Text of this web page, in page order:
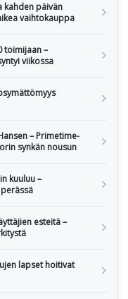
kahden päivän
vaihtokauppa
toimijaan –
viikossa
– Primetime-
synkän nousun
kuuluu –
esteitä –
lapset hoitivat